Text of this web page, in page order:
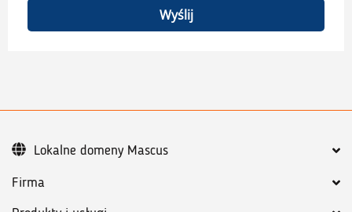
Wyślij
Firma
Lokalne domeny Mascus